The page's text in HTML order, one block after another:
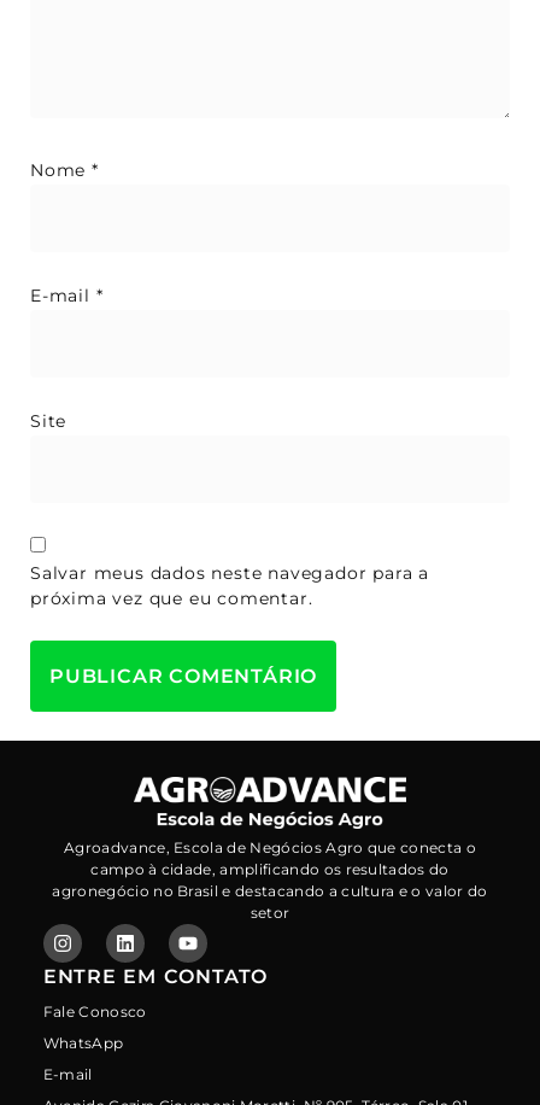
Nome *
E-mail *
Site
Salvar meus dados neste navegador para a
próxima vez que eu comentar.
Agroadvance, Escola de Negócios Agro que conecta o
campo à cidade, amplificando os resultados do
agronegócio no Brasil e destacando a cultura e o valor do
setor
ENTRE EM CONTATO
Fale Conosco
WhatsApp
E-mail